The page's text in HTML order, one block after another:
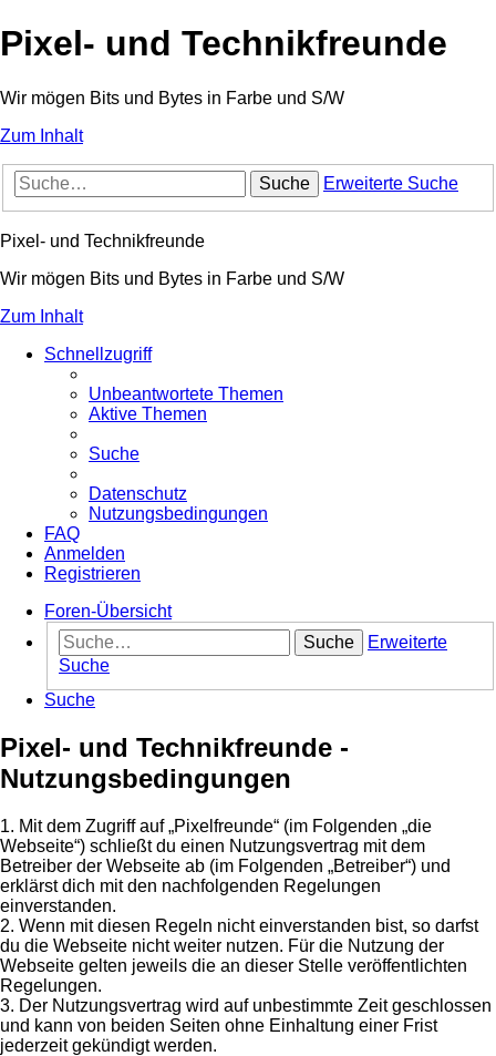
Pixel- und Technikfreunde
Wir mögen Bits und Bytes in Farbe und S/W
Zum Inhalt
Suche Erweiterte Suche
Pixel- und Technikfreunde
Wir mögen Bits und Bytes in Farbe und S/W
Zum Inhalt
Schnellzugriff
Unbeantwortete Themen
Aktive Themen
Suche
Datenschutz
Nutzungsbedingungen
FAQ
Anmelden
Registrieren
Foren-Übersicht
Suche
Erweiterte
Suche
Suche
Pixel- und Technikfreunde -
Nutzungsbedingungen
1. Mit dem Zugriff auf „Pixelfreunde“ (im Folgenden „die
Webseite“) schließt du einen Nutzungsvertrag mit dem
Betreiber der Webseite ab (im Folgenden „Betreiber“) und
erklärst dich mit den nachfolgenden Regelungen
einverstanden.
2. Wenn mit diesen Regeln nicht einverstanden bist, so darfst
du die Webseite nicht weiter nutzen. Für die Nutzung der
Webseite gelten jeweils die an dieser Stelle veröffentlichten
Regelungen.
3. Der Nutzungsvertrag wird auf unbestimmte Zeit geschlossen
und kann von beiden Seiten ohne Einhaltung einer Frist
jederzeit gekündigt werden.